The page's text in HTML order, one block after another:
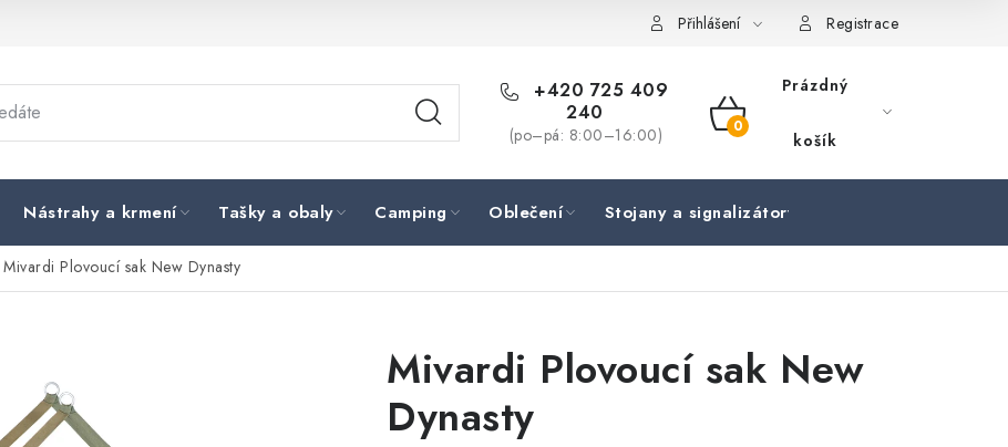
Přihlášení Registrace
+420 725 409
240
(po–pá: 8:00–16:00)
NÁKUPNÍ
Prázdný
košík
Nástrahy a krmení Tašky a obaly Camping Oblečení Stojany a signalizátory
Mivardi Plovoucí sak New Dynasty
Mivardi Plovoucí sak New
Dynasty